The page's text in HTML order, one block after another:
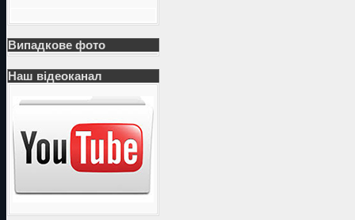
Випадкове фото
Наш відеоканал